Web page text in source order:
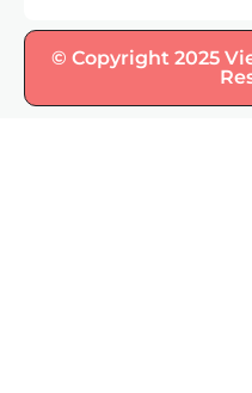
© Copyright 2025